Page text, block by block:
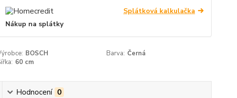
Splátková kalkulačka
Nákup na splátky
BOSCH Barva: Černá
60 cm
Hodnocení 0